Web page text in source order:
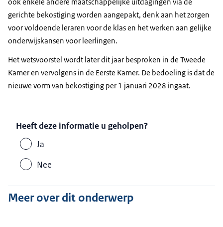
ook enkele andere maatschappelijke uitdagingen via de
gerichte bekostiging worden aangepakt, denk aan het zorgen
voor voldoende leraren voor de klas en het werken aan gelijke
onderwijskansen voor leerlingen.
Het wetsvoorstel wordt later dit jaar besproken in de Tweede
Kamer en vervolgens in de Eerste Kamer. De bedoeling is dat de
nieuwe vorm van bekostiging per 1 januari 2028 ingaat.
Heeft deze informatie u geholpen?
Ja
Nee
Meer over dit onderwerp